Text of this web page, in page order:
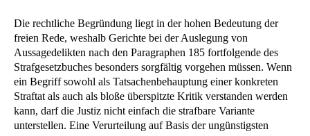
Die rechtliche Begründung liegt in der hohen Bedeutung der
freien Rede, weshalb Gerichte bei der Auslegung von
Aussagedelikten nach den Paragraphen 185 fortfolgende des
Strafgesetzbuches besonders sorgfältig vorgehen müssen. Wenn
ein Begriff sowohl als Tatsachenbehauptung einer konkreten
Straftat als auch als bloße überspitzte Kritik verstanden werden
kann, darf die Justiz nicht einfach die strafbare Variante
unterstellen. Eine Verurteilung auf Basis der ungünstigsten